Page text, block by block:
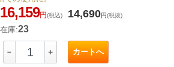
16,159円(税込) 14,690円(税抜)
在庫:23
－ ＋ カートへ